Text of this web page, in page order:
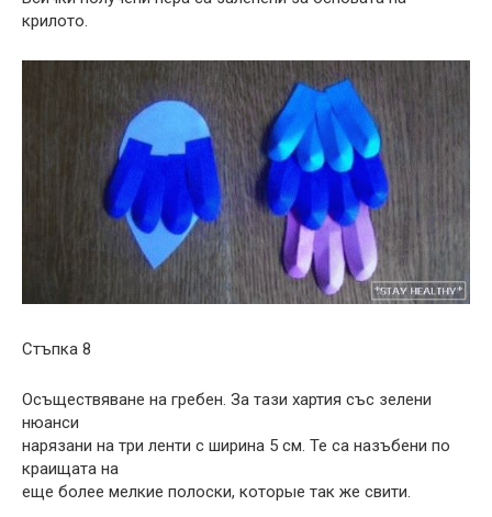
крилото.
Стъпка 8
Осъществяване на гребен. За тази хартия със зелени
нюанси
нарязани на три ленти с ширина 5 см. Те са назъбени по
краищата на
еще более мелкие полоски, которые так же свити.